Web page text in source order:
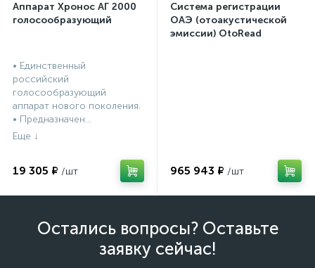
Аппарат Хронос АГ 2000
голосообразующий
• Единственный
российский
голосообразующий
аппарат нового поколения.
• Предназначен...
19 305 ₽
Система регистрации
ОАЭ (отоакустической
эмиссии) OtoRead
965 943 ₽
Остались вопросы? Оставьте
заявку сейчас!